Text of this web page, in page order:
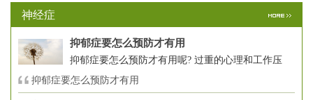
神经症
抑郁症要怎么预防才有用
抑郁症要怎么预防才有用呢? 过重的心理和工作压
抑郁症要怎么预防才有用